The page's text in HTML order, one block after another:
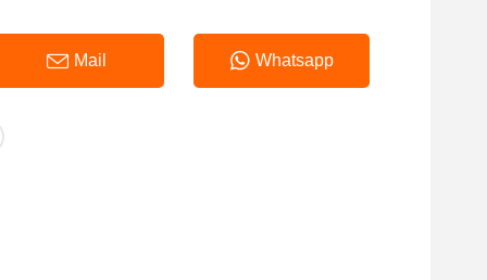
Mail Whatsapp